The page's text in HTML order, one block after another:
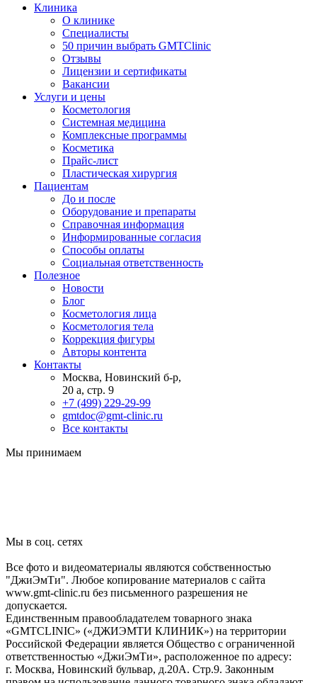
Клиника
О клинике
Специалисты
50 причин выбрать GMTClinic
Отзывы
Лицензии и сертификаты
Вакансии
Услуги и цены
Косметология
Системная медицина
Комплексные программы
Косметика
Прайс-лист
Пластическая хирургия
Пациентам
До и после
Оборудование и препараты
Справочная информация
Информированные согласия
Способы оплаты
Социальная ответственность
Полезное
Новости
Блог
Косметология лица
Косметология тела
Коррекция фигуры
Авторы контента
Контакты
Москва, Новинский б-р,
20 а, стр. 9
+7 (499) 229-29-99
gmtdoc@gmt-clinic.ru
Все контакты
Мы принимаем
Мы в соц. сетях
Все фото и видеоматериалы являются собственностью
"ДжиЭмТи". Любое копирование материалов с сайта
www.gmt-clinic.ru без письменного разрешения не
допускается.
Единственным правообладателем товарного знака
«GMTCLINIC» («ДЖИЭМТИ КЛИНИК») на территории
Российской Федерации является Общество с ограниченной
ответственностью «ДжиЭмТи», расположенное по адресу:
г. Москва, Новинский бульвар, д.20А. Стр.9. Законным